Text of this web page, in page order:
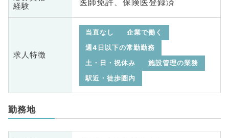
経験
求人特徴
当直なし
企業で働く
週4日以下の常勤勤務
土・日・祝休み
施設管理の業務
駅近・徒歩圏内
勤務地